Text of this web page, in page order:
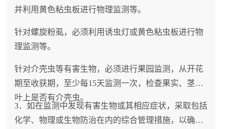
并利用黄色粘虫板进行物理监测等。
针对螺旋粉虱，必须利用诱虫灯或黄色粘虫板进行物
理监测等。
针对介壳虫等有害生物，必须进行果园监测，从开花
期至收获期，至少每15天监测一次，检查果实、茎和
叶上是否有介壳虫。
3．如在监测中发现有害生物或其相应症状，采取包括
化学、物理或生物防治在内的综合管理措施，以确保